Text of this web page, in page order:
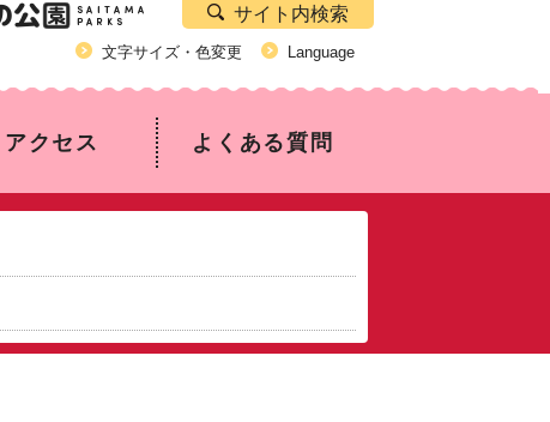
サイト内検索
文字サイズ・色変更 Language
アクセス よくある質問